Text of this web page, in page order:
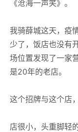
《沧海一声笑》。
我骑薛城这天，疫
少了，饭店也没有
场位置发现了一家
是20年的老店。
这个招牌与这个店
店很小，头重脚轻